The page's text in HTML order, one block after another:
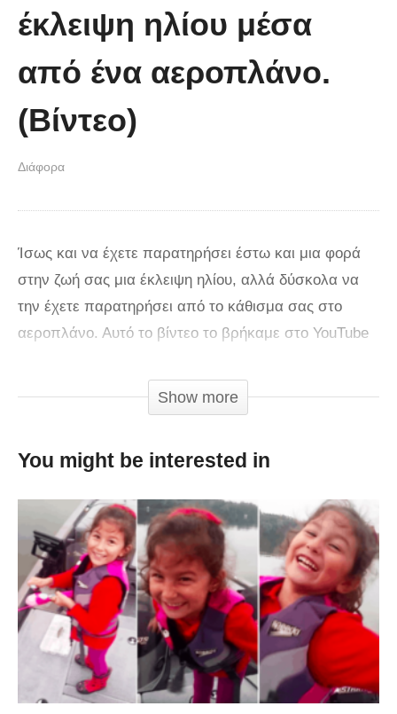
άτυχη μέρα στη δουλειά
έκλειψη ηλίου μέσα
από ένα αεροπλάνο.
(Βίντεο)
Διάφορα
Ίσως και να έχετε παρατηρήσει έστω και μια φορά
στην ζωή σας μια έκλειψη ηλίου, αλλά δύσκολα να
την έχετε παρατηρήσει από το κάθισμα σας στο
αεροπλάνο. Αυτό το βίντεο το βρήκαμε στο YouTube
δείχνει μια έκλειψη ηλίου στην πτήση # 870 από την
Άνκορατζ προς την Χονολουλού στις 8 Μαρτίου του
έκλειψη από τα 35.000 πόδια.
Show more
You might be interested in